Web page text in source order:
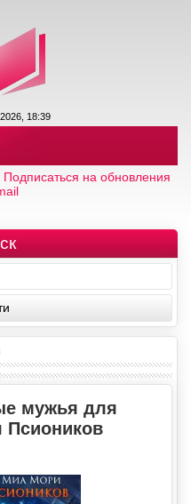
18:39
Подписаться на обновления
мужья для
Псиоников